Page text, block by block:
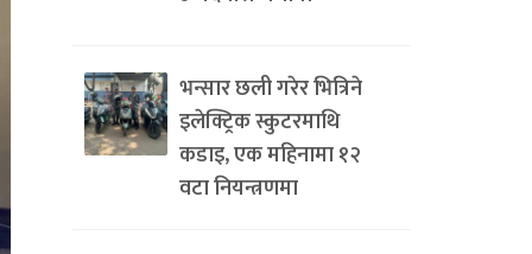
भन्सार छली गरेर भित्रिने
इलेक्ट्रिक स्कुटरमाथि
कडाइ, एक महिनामा १२
वटा नियन्त्रणमा